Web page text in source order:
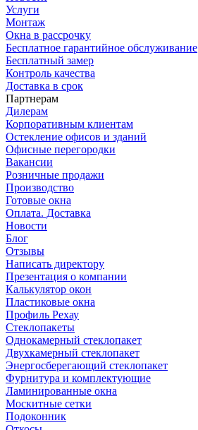
Услуги
Монтаж
Окна в рассрочку
Бесплатное гарантийное обслуживание
Бесплатный замер
Контроль качества
Доставка в срок
Партнерам
Дилерам
Корпоративным клиентам
Остекление офисов и зданий
Офисные перегородки
Вакансии
Розничные продажи
Производство
Готовые окна
Оплата. Доставка
Новости
Блог
Отзывы
Написать директору
Презентация о компании
Калькулятор окон
Пластиковые окна
Профиль Рехау
Стеклопакеты
Однокамерный стеклопакет
Двухкамерный стеклопакет
Энергосберегающий стеклопакет
Фурнитура и комплектующие
Ламинированные окна
Москитные сетки
Подоконник